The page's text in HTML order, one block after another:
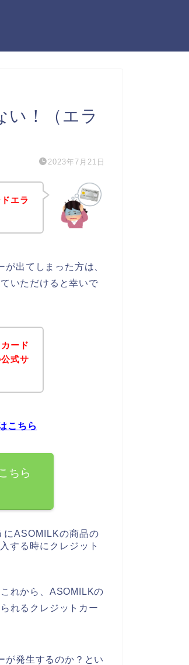
い！（エラ
2023年7月21日
エラ
出てしまった方は、
いただけると幸いで
ード
式サ
こちら
ちら
にASOMILKの商品の
する時にクレジット
れから、ASOMILKの
れるクレジットカー
が発生するのか？とい